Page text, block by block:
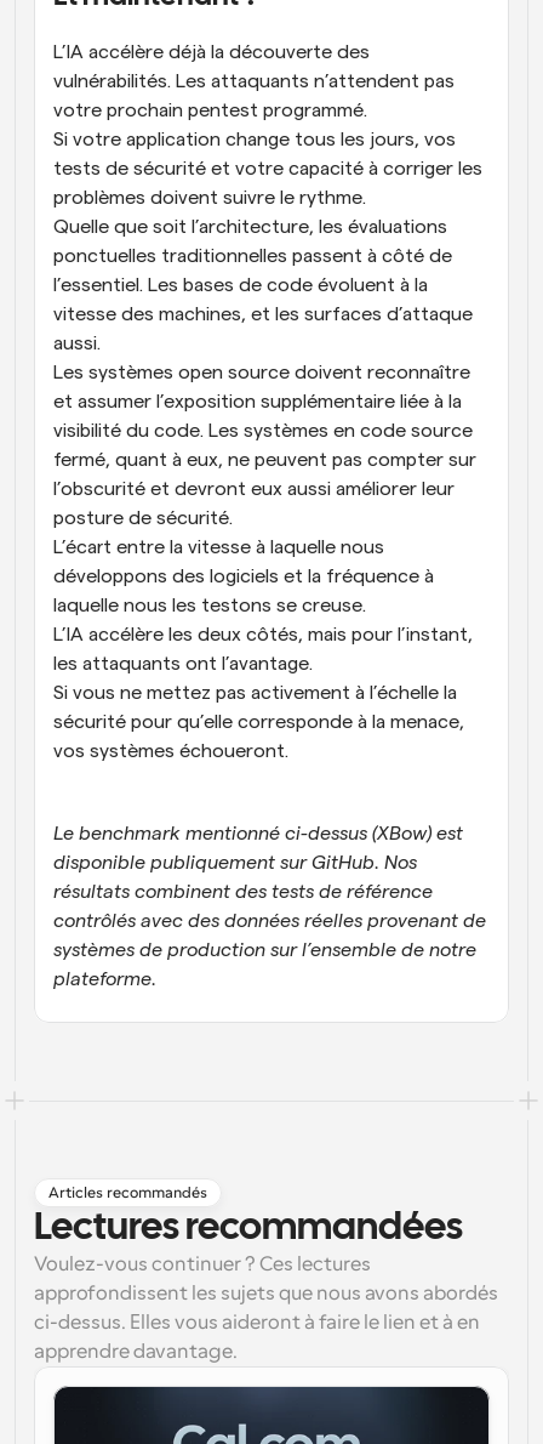
L’IA accélère déjà la découverte des
vulnérabilités. Les attaquants n’attendent pas
votre prochain pentest programmé.
Si votre application change tous les jours, vos
tests de sécurité et votre capacité à corriger les
problèmes doivent suivre le rythme.
Quelle que soit l’architecture, les évaluations
ponctuelles traditionnelles passent à côté de
l’essentiel. Les bases de code évoluent à la
vitesse des machines, et les surfaces d’attaque
aussi.
Les systèmes open source doivent reconnaître
et assumer l’exposition supplémentaire liée à la
visibilité du code. Les systèmes en code source
fermé, quant à eux, ne peuvent pas compter sur
l’obscurité et devront eux aussi améliorer leur
posture de sécurité.
L’écart entre la vitesse à laquelle nous
développons des logiciels et la fréquence à
laquelle nous les testons se creuse.
L’IA accélère les deux côtés, mais pour l’instant,
les attaquants ont l’avantage.
Si vous ne mettez pas activement à l’échelle la
sécurité pour qu’elle corresponde à la menace,
vos systèmes échoueront.
Le benchmark mentionné ci-dessus (XBow) est
disponible publiquement sur GitHub. Nos
résultats combinent des tests de référence
contrôlés avec des données réelles provenant de
systèmes de production sur l’ensemble de notre
plateforme.
Articles recommandés
Lectures recommandées
Voulez-vous continuer ? Ces lectures
approfondissent les sujets que nous avons abordés
ci-dessus. Elles vous aideront à faire le lien et à en
apprendre davantage.